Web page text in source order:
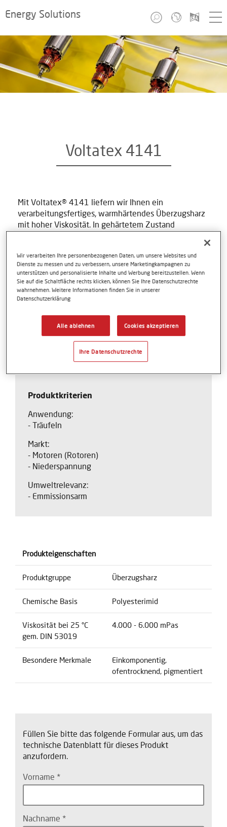
Energy Solutions
Voltatex 4141
Mit Voltatex® 4141 liefern wir Ihnen ein
verarbeitungsfertiges, warmhärtendes Überzugsharz
mit hoher Viskosität. In gehärtetem Zustand
zähharter Formstoff.
Voltatex 4141 erfüllt
Verordnung (EG) Nr. 1907/2006 (REACH)
- inklusive Anhang XIV (SVHC's, PBT/vPvB)
- inklusive Anhang XVII und Verordnung (EU) Nr.
Richtlinie 2011/65/EU (RoHS)
Verordnung (EU) 2019/1021 (Persistente organische
Produktkriterien
Anwendung:
- Träufeln
Markt:
- Motoren (Rotoren)
- Niederspannung
Umweltrelevanz:
- Emmissionsarm
Produkteigenschaften
Produktgruppe Überzugsharz
Chemische Basis Polyesterimid
Viskosität bei 25 °C
gem. DIN 53019
4.000 - 6.000 mPas
Besondere Merkmale
Einkomponentig,
ofentrocknend, pigmentiert
Füllen Sie bitte das folgende Formular aus, um das
technische Datenblatt für dieses Produkt
anzufordern.
Vorname
Nachname
Wir verarbeiten Ihre personenbezogenen Daten, um unsere Websites und
Dienste zu messen und zu verbessern, unsere Marketingkampagnen zu
unterstützen und personalisierte Inhalte und Werbung bereitzustellen. Wenn
Sie auf die Schaltfläche rechts klicken, können Sie Ihre Datenschutzrechte
wahrnehmen. Weitere Informationen finden Sie in unserer
Datenschutzerklärung
Alle ablehnen Cookies akzeptieren
Ihre Datenschutzrechte